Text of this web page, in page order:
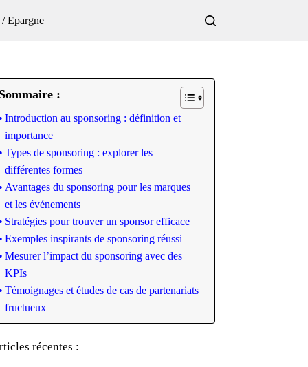
Epargne
Sommaire :
Introduction au sponsoring : définition et
importance
Types de sponsoring : explorer les
différentes formes
Avantages du sponsoring pour les marques
et les événements
Stratégies pour trouver un sponsor efficace
Exemples inspirants de sponsoring réussi
Mesurer l’impact du sponsoring avec des
KPIs
Témoignages et études de cas de partenariats
fructueux
récentes :